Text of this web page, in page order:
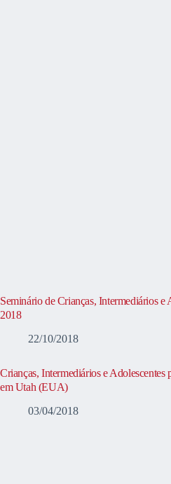
Seminário de Crianças, Intermediários e
2018
22/10/2018
Crianças, Intermediários e Adolescentes
em Utah (EUA)
03/04/2018